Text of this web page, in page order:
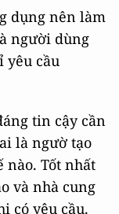
dụng nên làm
người dùng
yêu cầu
tin cậy cần
là ngườ tạo
nào. Tốt nhất
và nhà cung
có yêu cầu.